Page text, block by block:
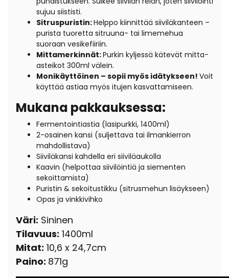
sujuu siististi.
Sitruspuristin:Helppo kiinnittää siiviläkanteen –
purista tuoretta sitruuna- tai limemehua
suoraan vesikefiiriin.
Mittamerkinnät:Purkin kyljessä kätevät mitta-
asteikot 300ml välein.
Monikäyttöinen – sopii myös idätykseen! Voit
käyttää astiaa myös itujen kasvattamiseen.
Mukana pakkauksessa:
Fermentointiastia (lasipurkki, 1400ml)
2-osainen kansi (suljettava tai ilmankierron
mahdollistava)
Siiviläkansi kahdella eri siiviläaukolla
Kaavin (helpottaa siivilöintiä ja siementen
sekoittamista)
Puristin & sekoitustikku (sitrusmehun lisäykseen)
Opas ja vinkkivihko
Väri: Sininen
Tilavuus: 1400ml
Mitat: 10,6 x 24,7cm
Paino: 871g